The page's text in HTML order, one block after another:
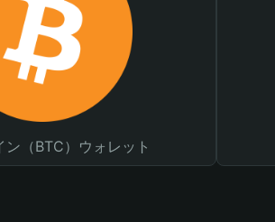
ン（BTC）ウォレット